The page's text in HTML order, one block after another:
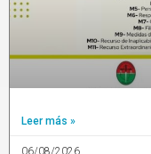
Leer más »
06/08/2026